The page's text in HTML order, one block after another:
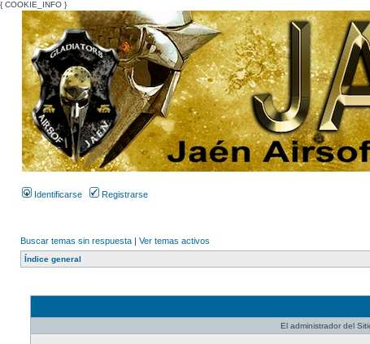
{ COOKIE_INFO }
Identificarse Registrarse
Buscar temas sin respuesta | Ver temas activos
Índice general
El administrador del